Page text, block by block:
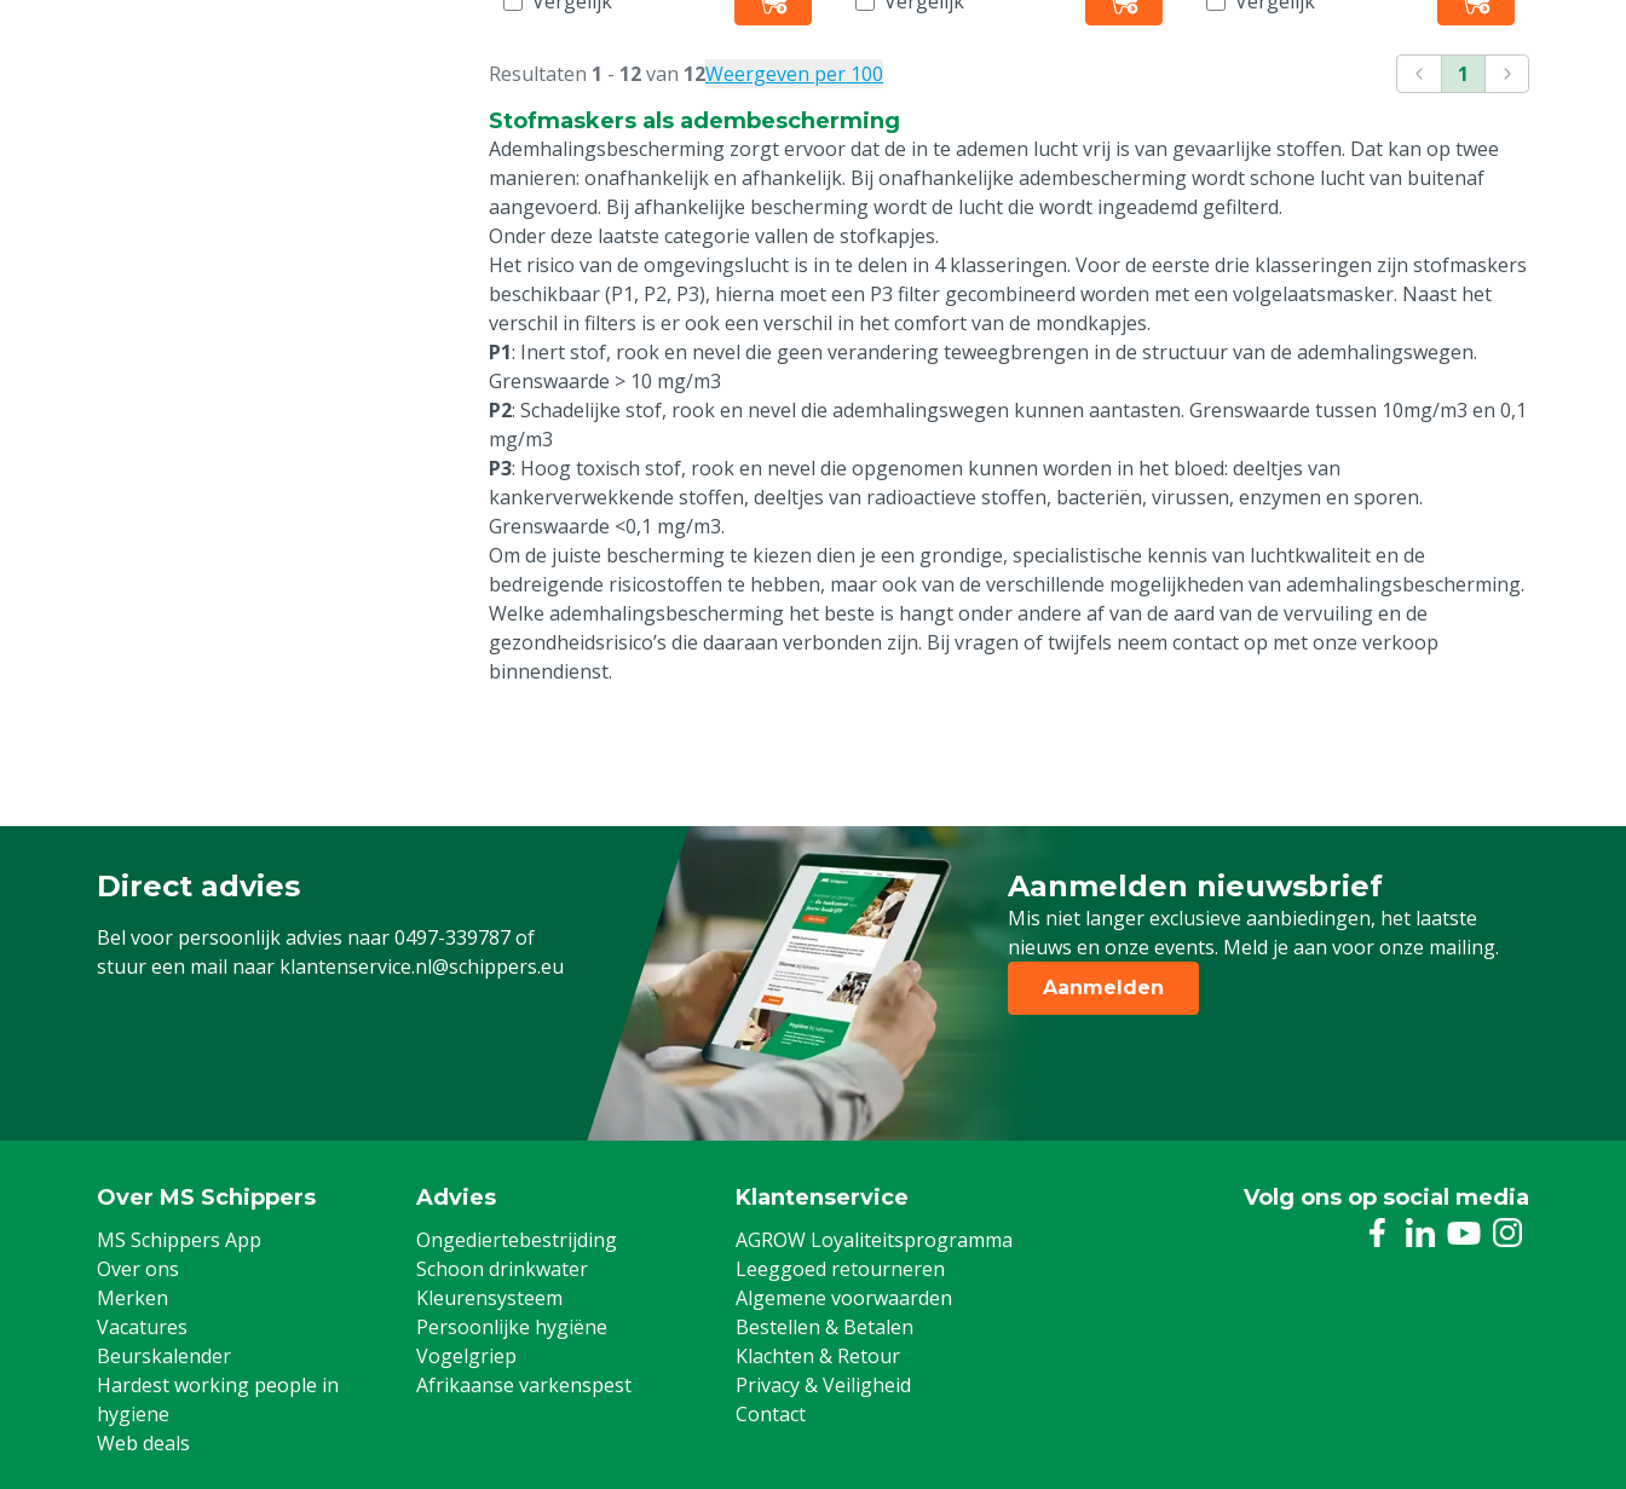
Resultaten 1 - 12van 12Weergeven per 100
1
Stofmaskers als adembescherming
Ademhalingsbescherming zorgt ervoor dat de in te ademen lucht vrij is van gevaarlijke stoffen. Dat kan op twee
manieren: onafhankelijk en afhankelijk. Bij onafhankelijke adembescherming wordt schone lucht van buitenaf
aangevoerd. Bij afhankelijke bescherming wordt de lucht die wordt ingeademd gefilterd.
Onder deze laatste categorie vallen de stofkapjes.
Het risico van de omgevingslucht is in te delen in 4 klasseringen. Voor de eerste drie klasseringen zijn stofmaskers
beschikbaar (P1, P2, P3), hierna moet een P3 filter gecombineerd worden met een volgelaatsmasker. Naast het
verschil in filters is er ook een verschil in het comfort van de mondkapjes.
P1: Inert stof, rook en nevel die geen verandering teweegbrengen in de structuur van de ademhalingswegen.
Grenswaarde > 10 mg/m3
P2: Schadelijke stof, rook en nevel die ademhalingswegen kunnen aantasten. Grenswaarde tussen 10mg/m3 en 0,1
mg/m3
P3: Hoog toxisch stof, rook en nevel die opgenomen kunnen worden in het bloed: deeltjes van
kankerverwekkende stoffen, deeltjes van radioactieve stoffen, bacteriën, virussen, enzymen en sporen.
Grenswaarde <0,1 mg/m3.
Om de juiste bescherming te kiezen dien je een grondige, specialistische kennis van luchtkwaliteit en de
bedreigende risicostoffen te hebben, maar ook van de verschillende mogelijkheden van ademhalingsbescherming.
Welke ademhalingsbescherming het beste is hangt onder andere af van de aard van de vervuiling en de
gezondheidsrisico’s die daaraan verbonden zijn. Bij vragen of twijfels neem contact op met onze verkoop
binnendienst.
Direct advies
Bel voor persoonlijk advies naar0497-339787of
stuur een mail naar klantenservice.nl@schippers.eu
Aanmelden nieuwsbrief
Mis niet langer exclusieve aanbiedingen, het laatste
nieuws en onze events. Meld je aan voor onze mailing.
Schrijf je in voor onze nieuwsbrief
Aanmelden
Over MS Schippers
MS Schippers App
Over ons
Merken
Vacatures
Beurskalender
Hardest working people in
hygiene
Web deals
Advies
Ongediertebestrijding
Schoon drinkwater
Kleurensysteem
Persoonlijke hygiëne
Vogelgriep
Afrikaanse varkenspest
Klantenservice
AGROW Loyaliteitsprogramma
Leeggoed retourneren
Algemene voorwaarden
Bestellen & Betalen
Klachten & Retour
Privacy & Veiligheid
Contact
Volg ons op social media